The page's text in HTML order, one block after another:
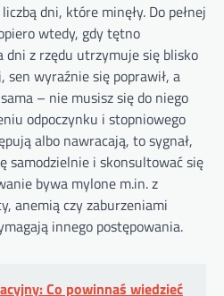
dni, które minęły. Do pełnej
wtedy, gdy tętno
dni z rzędu utrzymuje się blisko
sen wyraźnie się poprawił, a
– nie musisz się do niego
odpoczynku i stopniowego
albo nawracają, to sygnał,
samodzielnie i skonsultować się
bywa mylone m.in. z
anemią czy zaburzeniami
innego postępowania.
Co powinnaś wiedzieć